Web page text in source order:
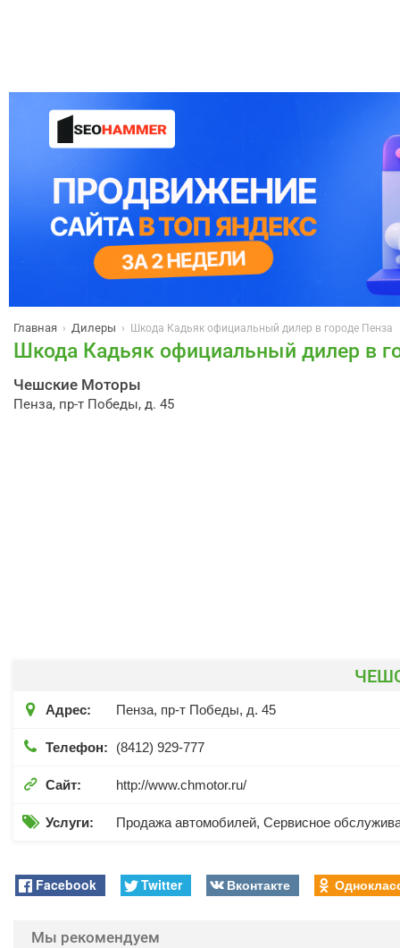
Главная › Дилеры › Шкода Кадьяк официальный дилер в городе Пенза
Шкода Кадьяк официальный дилер в
Чешские Моторы
Пенза, пр-т Победы, д. 45
 Адрес: Пенза, пр-т Победы, д. 45
 Телефон: (8412) 929-777
 Сайт: http://www.chmotor.ru/
 Услуги: Продажа автомобилей, Сервисное
Facebook Twitter Вконтакте
Мы рекомендуем